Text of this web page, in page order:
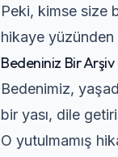
Peki, kimse size
hikaye yüzünden
Bedeniniz Bir Arşiv
Bedenimiz,
bir yası, dile
O yutulmamış